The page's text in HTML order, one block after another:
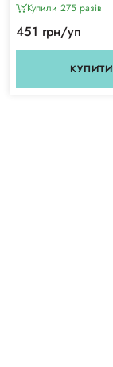
Купили 275 разiв
451 грн/уп
КУПИТИ